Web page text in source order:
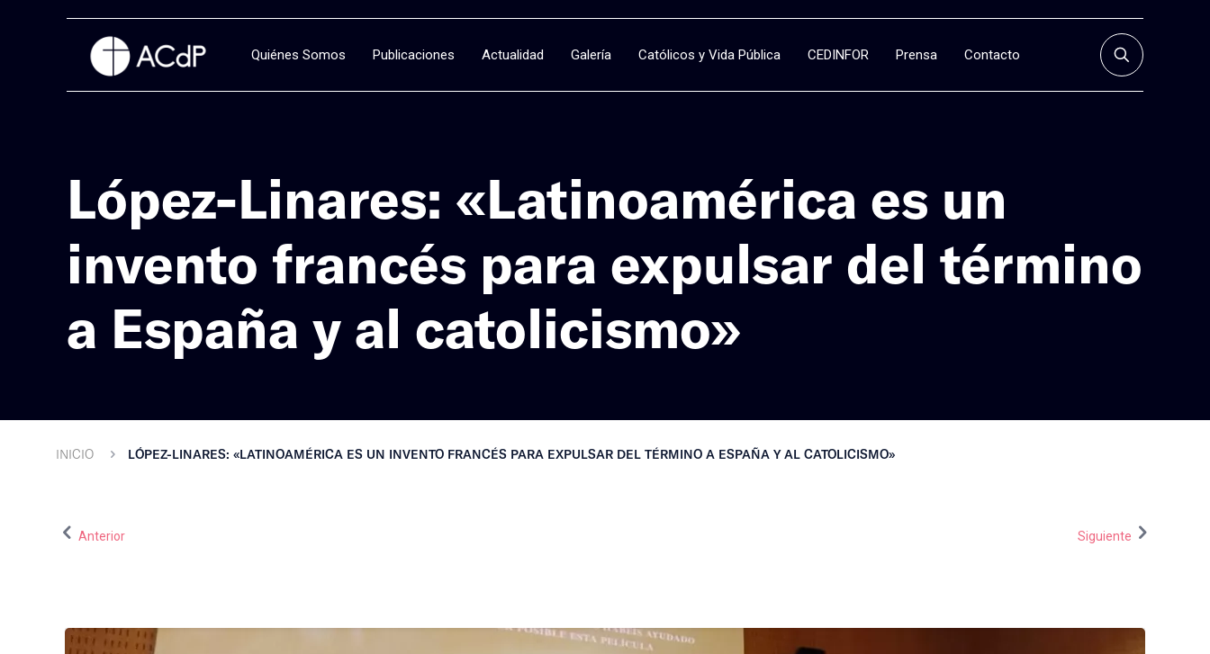
Quiénes Somos Publicaciones Actualidad Galería Católicos y Vida Pública CEDINFOR Prensa Contacto
López-Linares: «Latinoamérica es un
invento francés para expulsar del término
a España y al catolicismo»
INICIO LÓPEZ-LINARES: «LATINOAMÉRICA ES UN INVENTO FRANCÉS PARA EXPULSAR DEL TÉRMINO A ESPAÑA Y AL CATOLICISMO»
Anterior Siguiente